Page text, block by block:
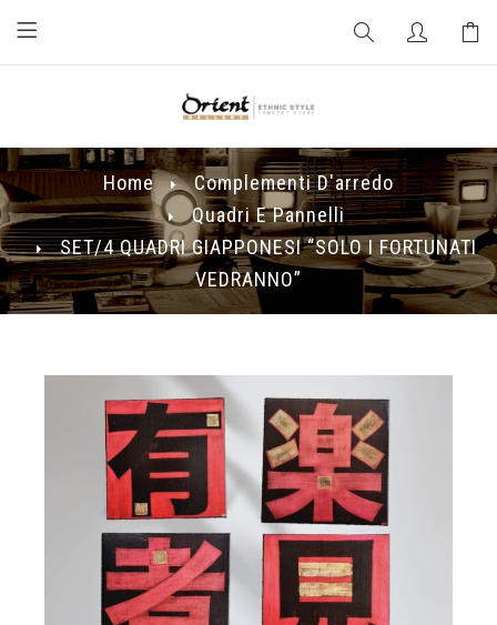
Home
Complementi D'arredo
Quadri E Pannelli
SET/4 QUADRI GIAPPONESI “SOLO I FORTUNATI
VEDRANNO”